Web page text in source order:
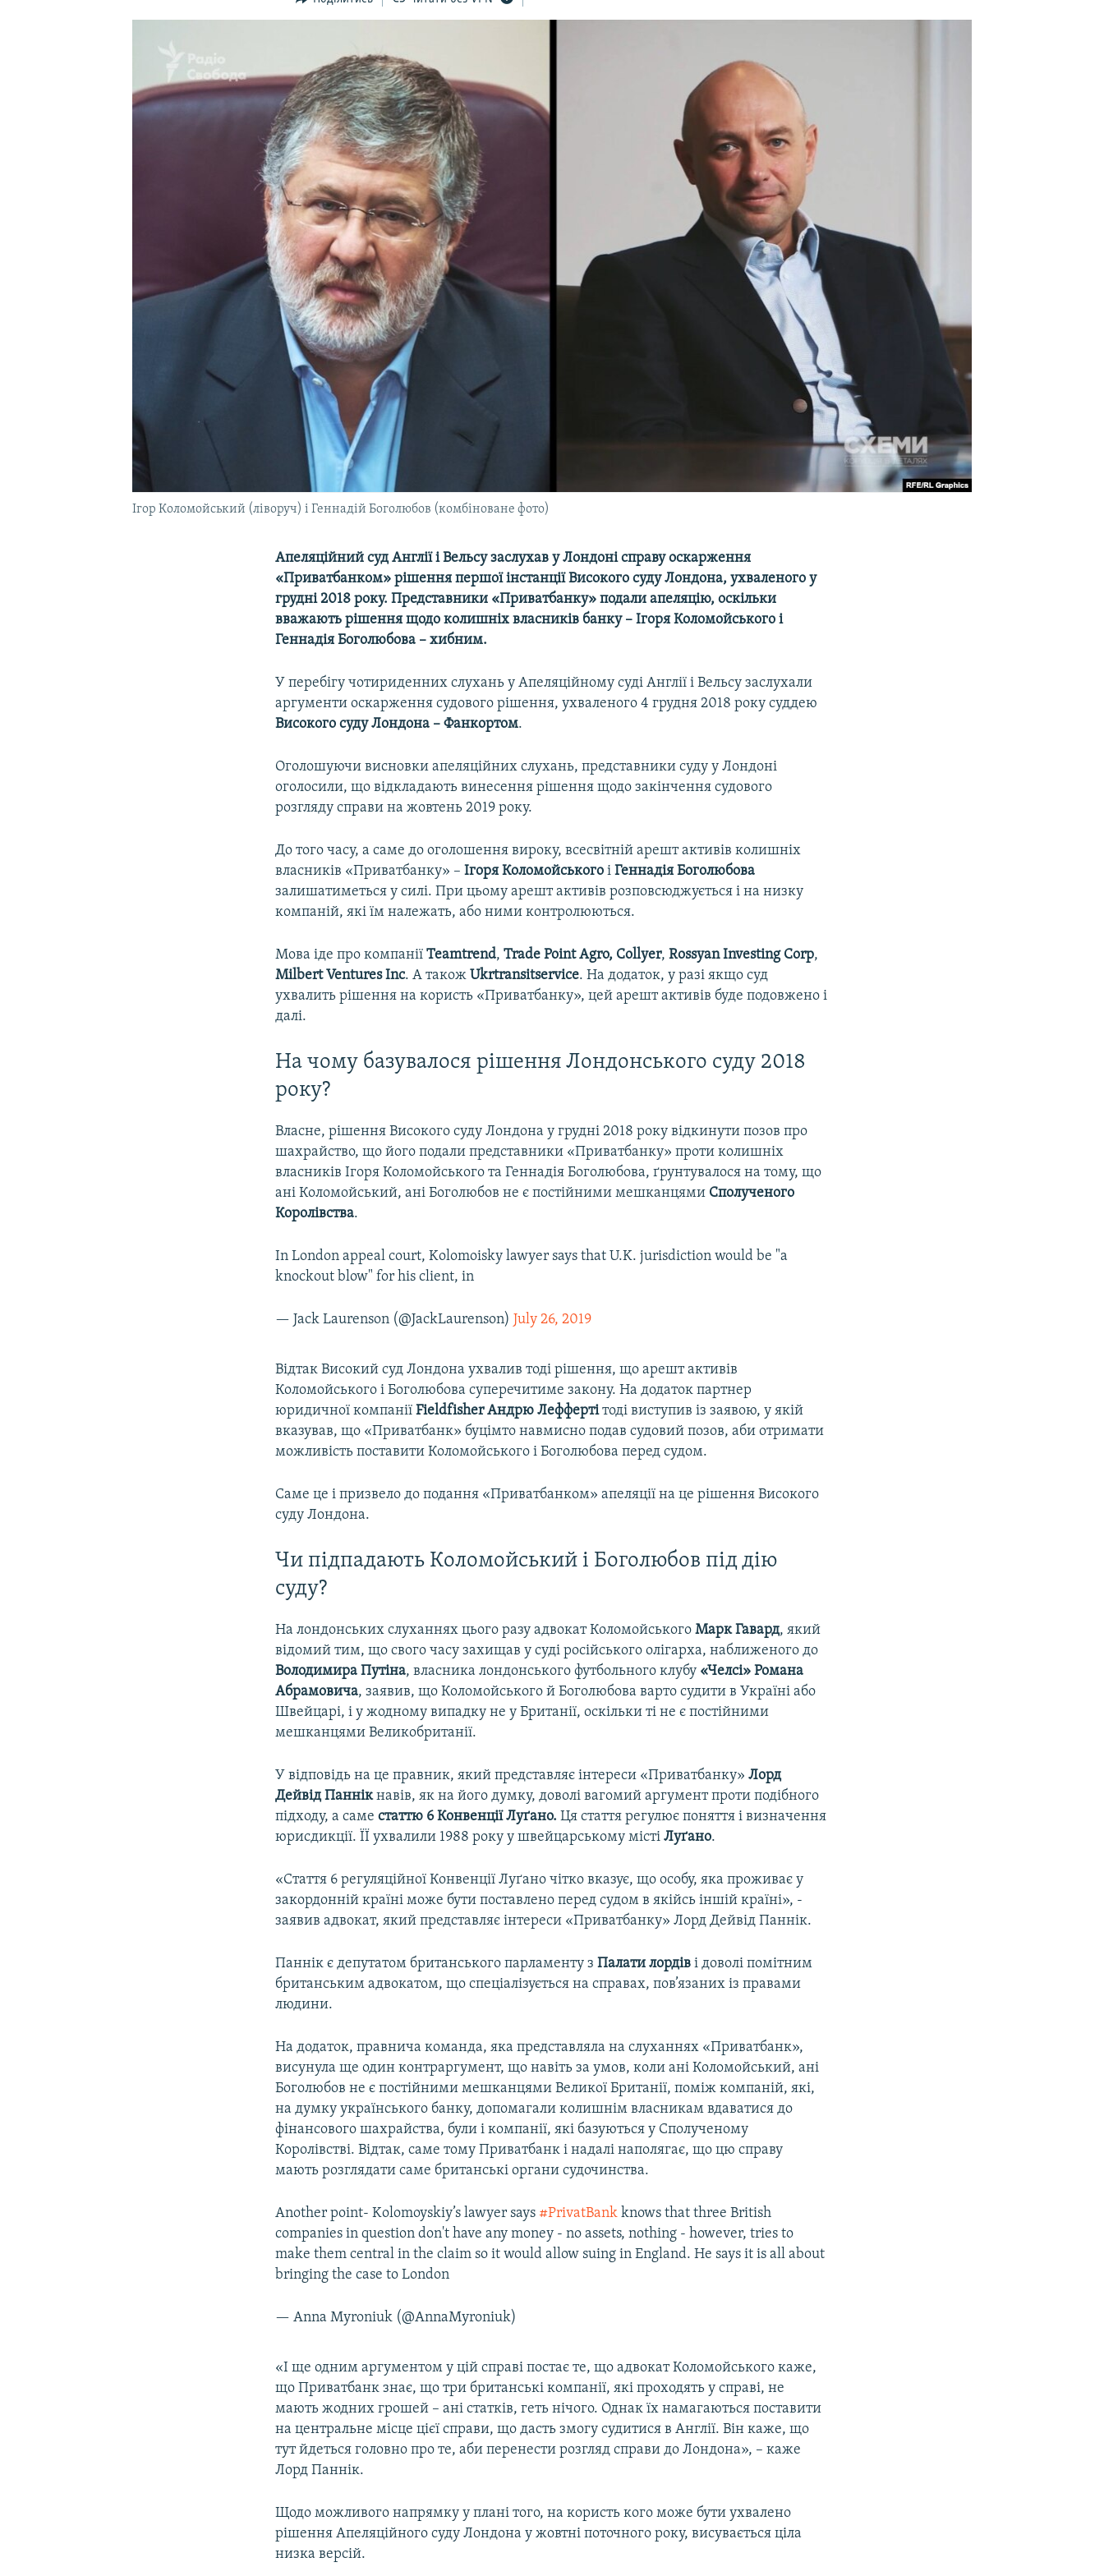
УКРАЇНСЬКА ПРОБЛЕМА КРИМУ
Ігор Коломойський (ліворуч) і Геннадій Боголюбов (комбіноване фото)
Апеляційний суд Англії і Вельсу заслухав у Лондоні справу оскарження
«Приватбанком» рішення першої інстанції Високого суду Лондона, ухваленого у
грудні 2018 року. Представники «Приватбанку» подали апеляцію, оскільки
вважають рішення щодо колишніх власників банку – Ігоря Коломойського і
Геннадія Боголюбова – хибним.
У перебігу чотириденних слухань у Апеляційному суді Англії і Вельсу заслухали
аргументи оскарження судового рішення, ухваленого 4 грудня 2018 року суддею
Високого суду Лондона – Фанкортом.
Оголошуючи висновки апеляційних слухань, представники суду у Лондоні
оголосили, що відкладають винесення рішення щодо закінчення судового
розгляду справи на жовтень 2019 року.
До того часу, а саме до оголошення вироку, всесвітній арешт активів колишніх
власників «Приватбанку» –Ігоря Коломойського іГеннадія Боголюбова
залишатиметься у силі. При цьому арешт активів розповсюджується і на низку
компаній, які їм належать, або ними контролюються.
Мова іде про компаніїTeamtrend,Trade Point Agro, Collyer,Rossyan Investing Corp,
Milbert Ventures Inc. А такожUkrtransitservice. На додаток, у разі якщо суд
ухвалить рішення на користь «Приватбанку», цей арешт активів буде подовжено і
далі.
На чому базувалося рішення Лондонського суду 2018
року?
Власне, рішення Високого суду Лондона у грудні 2018 року відкинути позов про
шахрайство, що його подали представники «Приватбанку» проти колишніх
власників Ігоря Коломойського та Геннадія Боголюбова, ґрунтувалося на тому, що
ані Коломойський, ані Боголюбов не є постійними мешканцями Сполученого
Королівства.
In London appeal court, Kolomoisky lawyer says that U.K. jurisdiction would be "a
knockout blow" for his client, in
— Jack Laurenson (@JackLaurenson)July 26, 2019
Відтак Високий суд Лондона ухвалив тоді рішення, що арешт активів
Коломойського і Боголюбова суперечитиме закону. На додаток партнер
юридичної компаніїFieldfisher Андрю Леффертітоді виступив із заявою, у якій
вказував, що «Приватбанк» буцімто навмисно подав судовий позов, аби отримати
можливість поставити Коломойського і Боголюбова перед судом.
Саме це і призвело до подання «Приватбанком» апеляції на це рішення Високого
суду Лондона.
Чи підпадають Коломойський і Боголюбов під дію
суду?
На лондонських слуханнях цього разу адвокат КоломойськогоМарк Гавард, який
відомий тим, що свого часу захищав у суді російського олігарха, наближеного до
Володимира Путіна, власника лондонського футбольного клубу «Челсі» Романа
Абрамовича, заявив, що Коломойського й Боголюбова варто судити в Україні або
Швейцарі, і у жодному випадку не у Британії, оскільки ті не є постійними
мешканцями Великобританії.
У відповідь на це правник, який представляє інтереси «Приватбанку»Лорд
Дейвід Паннікнавів, як на його думку, доволі вагомий аргумент проти подібного
підходу, а саместаттю 6 Конвенції Луґано.Ця стаття регулює поняття і визначення
юрисдикції. ЇЇ ухвалили 1988 року у швейцарському містіЛуґано.
«Стаття 6 регуляційної Конвенції Луґано чітко вказує, що особу, яка проживає у
закордонній країні може бути поставлено перед судом в якійсь іншій країні», -
заявив адвокат, який представляє інтереси «Приватбанку» Лорд Дейвід Паннік.
Паннік є депутатом британського парламенту зПалати лордів і доволі помітним
британським адвокатом, що спеціалізується на справах, пов’язаних із правами
людини.
На додаток, правнича команда, яка представляла на слуханнях «Приватбанк»,
висунула ще один контраргумент, що навіть за умов, коли ані Коломойський, ані
Боголюбов не є постійними мешканцями Великої Британії, поміж компаній, які,
на думку українського банку, допомагали колишнім власникам вдаватися до
фінансового шахрайства, були і компанії, які базуються у Сполученому
Королівстві. Відтак, саме тому Приватбанк і надалі наполягає, що цю справу
мають розглядати саме британські органи судочинства.
Another point- Kolomoyskiy’s lawyer says #PrivatBank knows that three British
companies in question don't have any money - no assets, nothing - however, tries to
make them central in the claim so it would allow suing in England. He says it is all about
bringing the case to London
— Anna Myroniuk (@AnnaMyroniuk)
«І ще одним аргументом у цій справі постає те, що адвокат Коломойського каже,
що Приватбанк знає, що три британські компанії, які проходять у справі, не
мають жодних грошей – ані статків, геть нічого. Однак їх намагаються поставити
на центральне місце цієї справи, що дасть змогу судитися в Англії. Він каже, що
тут йдеться головно про те, аби перенести розгляд справи до Лондона», – каже
Лорд Паннік.
Щодо можливого напрямку у плані того, на користь кого може бути ухвалено
рішення Апеляційного суду Лондона у жовтні поточного року, висувається ціла
низка версій.